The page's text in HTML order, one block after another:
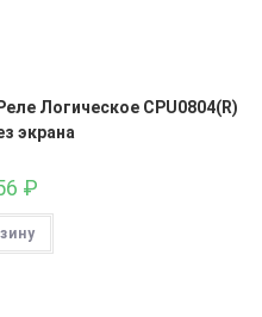
Логическое CPU0804(R)
экрана
₽